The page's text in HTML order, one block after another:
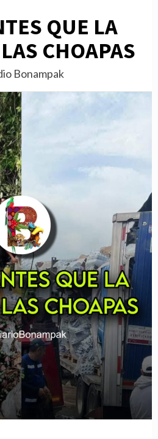
QUE LA
CHOAPAS
Bonampak